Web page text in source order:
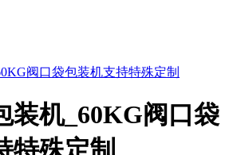
装机_60KG阀口袋